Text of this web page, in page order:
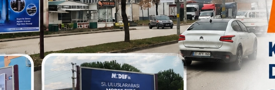
öne çıkması beklenen bazı alanlar şunlar:
dijital beceriler kazanması daha önemli hale geliyor. Kodlama, veri
gibi yeteneklerin gelecekte temel ihtiyaç haline geleceği belirtiliyor.